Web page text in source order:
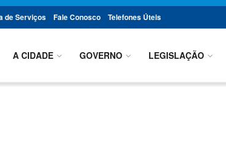
de Serviços Fale Conosco Telefones Úteis
A CIDADE GOVERNO LEGISLAÇÃO